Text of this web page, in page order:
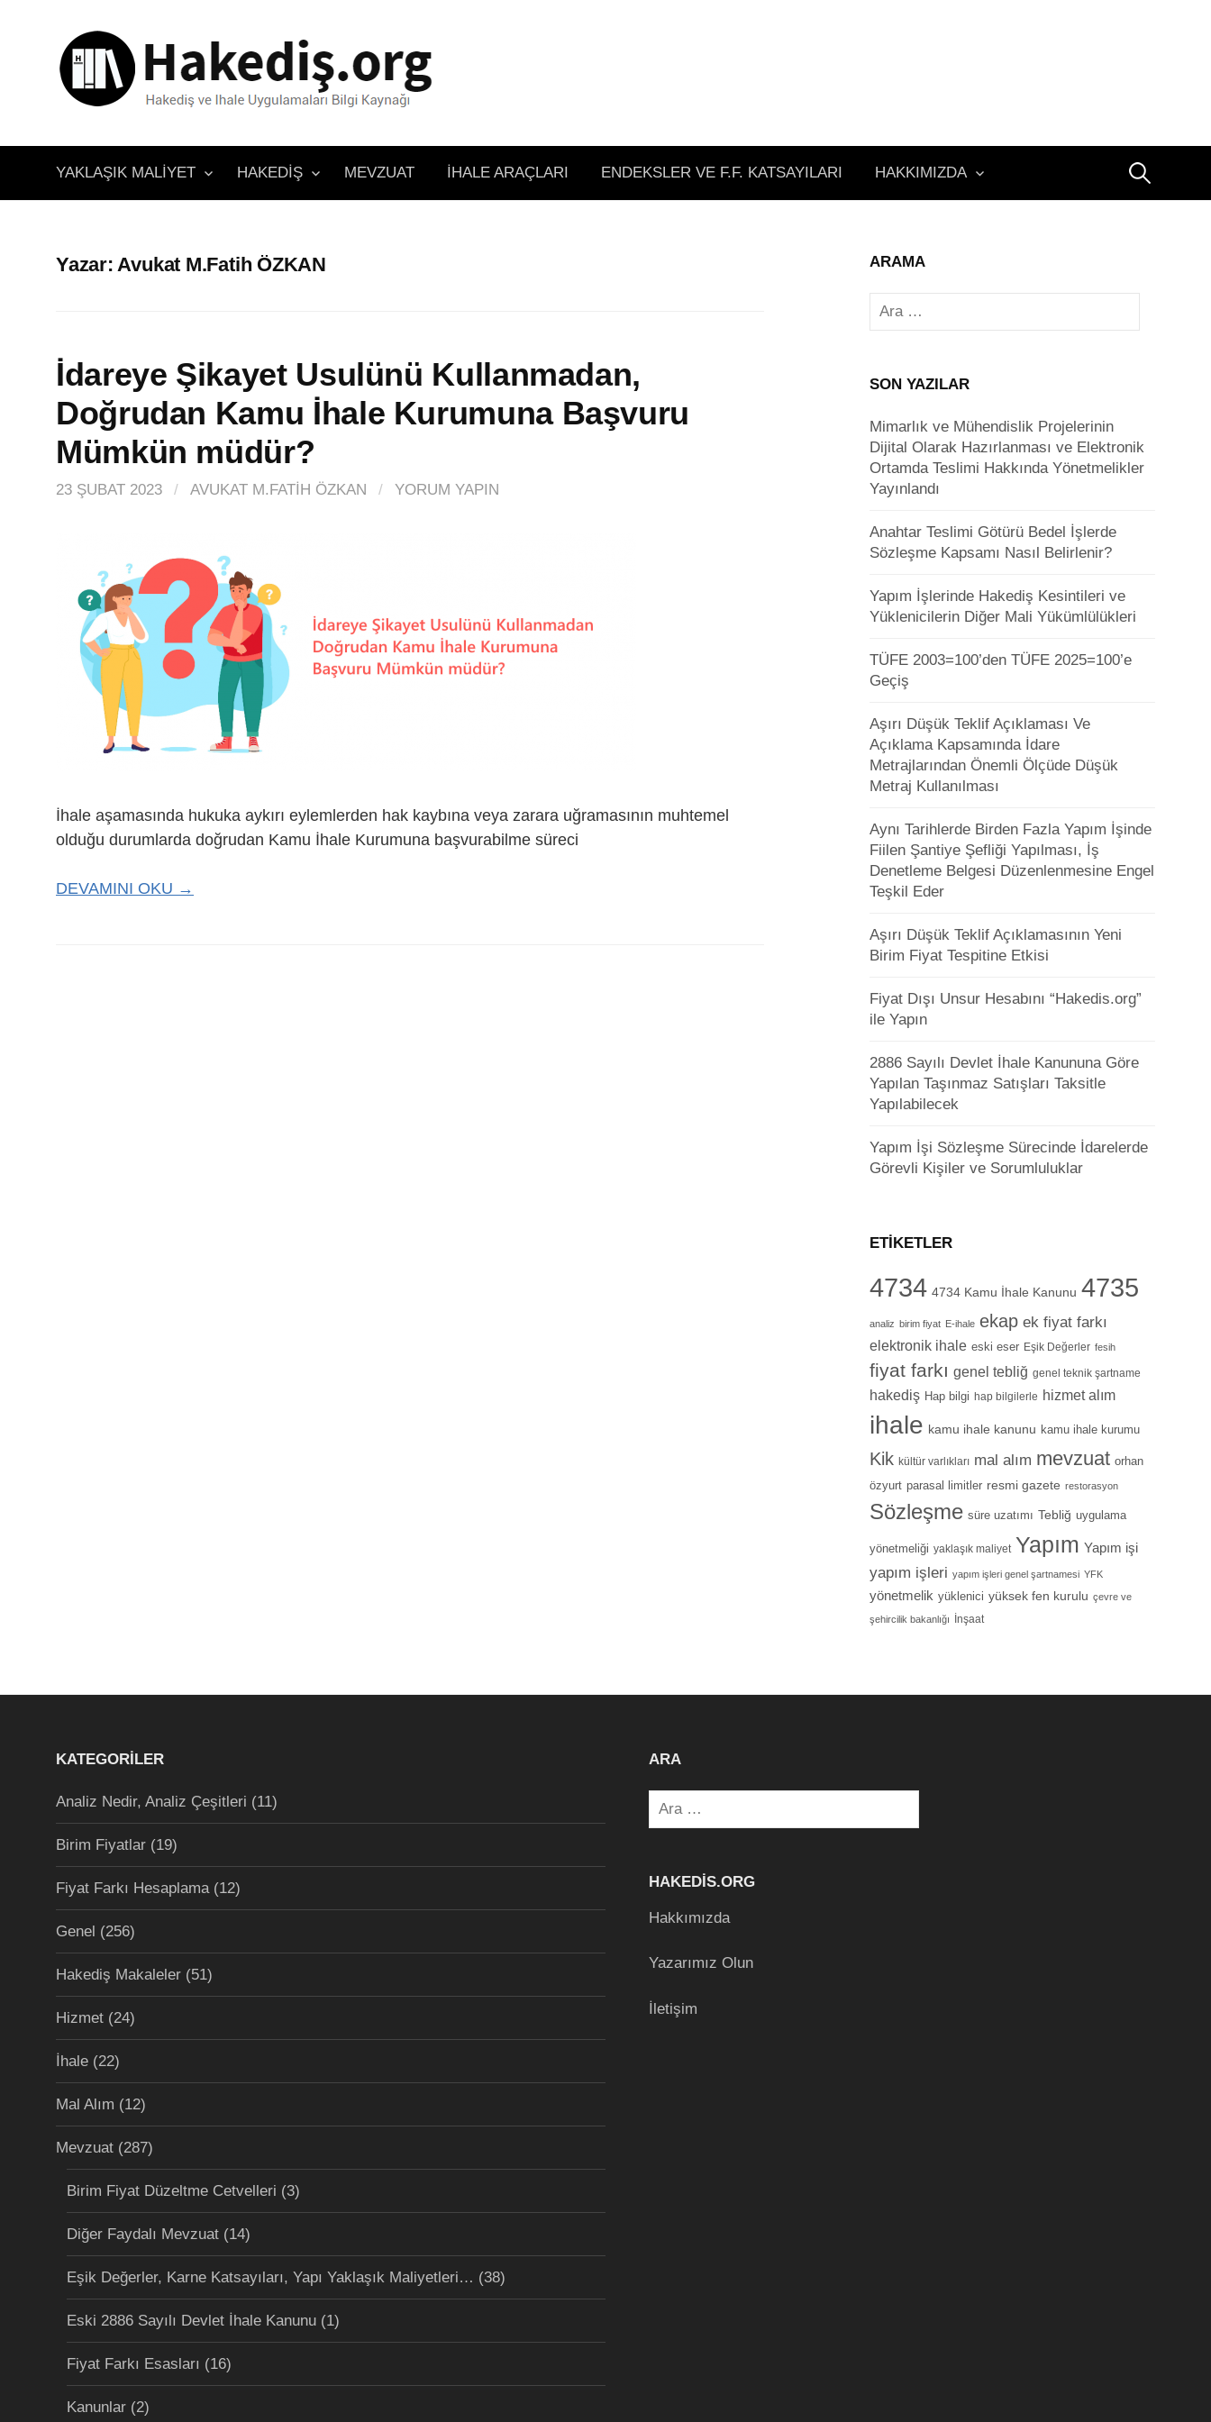
YAKLAŞIK MALIYET HAKEDIŞ MEVZUAT İHALE ARAÇLARI ENDEKSLER VE F.F. KATSAYILARI HAKKIMIZDA Arama:
Yazar:Avukat M.Fatih ÖZKAN
İdareye Şikayet Usulünü Kullanmadan,
Doğrudan Kamu İhale Kurumuna Başvuru
Mümkün müdür?
23 ŞUBAT 2023 / AVUKAT M.FATIH ÖZKAN / YORUM YAPIN
İhale aşamasında hukuka aykırı eylemlerden hak kaybına veya zarara uğramasının muhtemel
olduğu durumlarda doğrudan Kamu İhale Kurumuna başvurabilme süreci
DEVAMINI OKU →
ARAMA
Arama:
SON YAZILAR
Mimarlık ve Mühendislik Projelerinin
Dijital Olarak Hazırlanması ve Elektronik
Ortamda Teslimi Hakkında Yönetmelikler
Yayınlandı
Anahtar Teslimi Götürü Bedel İşlerde
Sözleşme Kapsamı Nasıl Belirlenir?
Yapım İşlerinde Hakediş Kesintileri ve
Yüklenicilerin Diğer Mali Yükümlülükleri
TÜFE 2003=100’den TÜFE 2025=100’e
Geçiş
Aşırı Düşük Teklif Açıklaması Ve
Açıklama Kapsamında İdare
Metrajlarından Önemli Ölçüde Düşük
Metraj Kullanılması
Aynı Tarihlerde Birden Fazla Yapım İşinde
Fiilen Şantiye Şefliği Yapılması, İş
Denetleme Belgesi Düzenlenmesine Engel
Teşkil Eder
Aşırı Düşük Teklif Açıklamasının Yeni
Birim Fiyat Tespitine Etkisi
Fiyat Dışı Unsur Hesabını “Hakedis.org”
ile Yapın
2886 Sayılı Devlet İhale Kanununa Göre
Yapılan Taşınmaz Satışları Taksitle
Yapılabilecek
Yapım İşi Sözleşme Sürecinde İdarelerde
Görevli Kişiler ve Sorumluluklar
ETIKETLER
4734 4734 Kamu İhale Kanunu 4735
analiz birim fiyat E-ihale ekap ek fiyat farkı
elektronik ihale eski eser Eşik Değerler fesih
fiyat farkı genel tebliğ genel teknik şartname
hakediş Hap bilgi hap bilgilerle hizmet alım
ihale kamu ihale kanunu kamu ihale kurumu
Kik kültür varlıkları mal alım mevzuat orhan
özyurt parasal limitler resmi gazete restorasyon
Sözleşme süre uzatımı Tebliğ uygulama
yönetmeliği yaklaşık maliyet Yapım Yapım işi
yapım işleri yapım işleri genel şartnamesi YFK
yönetmelik yüklenici yüksek fen kurulu çevre ve
şehircilik bakanlığı İnşaat
KATEGORILER
Analiz Nedir, Analiz Çeşitleri (11)
Birim Fiyatlar (19)
Fiyat Farkı Hesaplama(12)
Genel (256)
Hakediş Makaleler (51)
Hizmet (24)
İhale (22)
Mal Alım (12)
Mevzuat (287)
Birim Fiyat Düzeltme Cetvelleri (3)
Diğer Faydalı Mevzuat (14)
Eşik Değerler, Karne Katsayıları, Yapı Yaklaşık Maliyetleri… (38)
Eski 2886 Sayılı Devlet İhale Kanunu (1)
Fiyat Farkı Esasları (16)
Kanunlar (2)
ARA
Arama:
HAKEDIS.ORG
Hakkımızda
Yazarımız Olun
İletişim